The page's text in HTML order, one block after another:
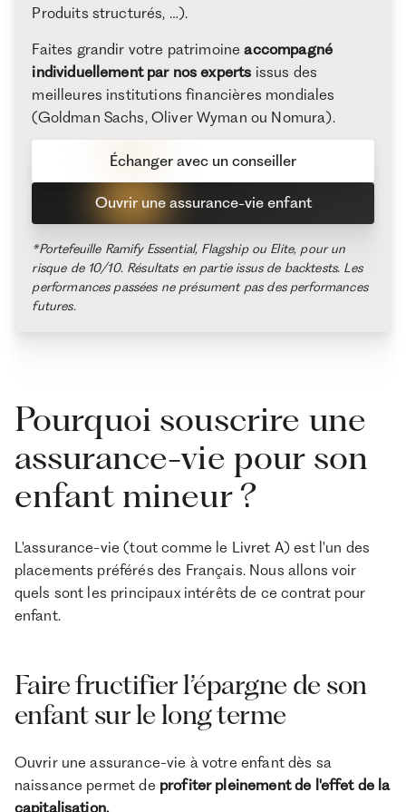
Produits structurés, …).
Faites grandir votre patrimoineaccompagné
individuellement par nos experts issus des
meilleures institutions financières mondiales
(Goldman Sachs, Oliver Wyman ou Nomura).
Ouvrir une assurance-vie enfant
Échanger avec un conseiller
*Portefeuille Ramify Essential, Flagship ou Elite, pour un
risque de 10/10. Résultats en partie issus de backtests. Les
performances passées ne présument pas des performances
futures.
Pourquoi souscrire une
assurance-vie pour son
enfant mineur ?
L'assurance-vie (tout comme le Livret A) est l'un des
placements préférés des Français. Nous allons voir
quels sont les principaux intérêts de ce contrat pour
enfant.
Faire fructifier l’épargne de son
enfant sur le long terme
Ouvrir une assurance-vie à votre enfant dès sa
naissance permet de profiter pleinement de l'effet de la
capitalisation.